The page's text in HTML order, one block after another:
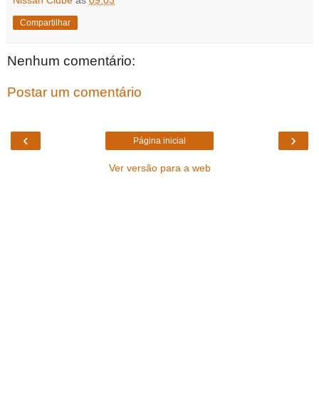
Compartilhar
Nenhum comentário:
Postar um comentário
‹ ›
Página inicial
Ver versão para a web